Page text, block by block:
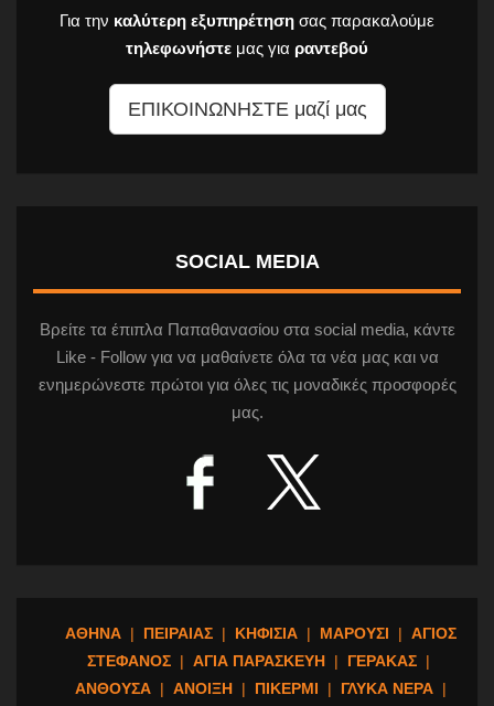
Για την καλύτερη εξυπηρέτηση σας παρακαλούμε
τηλεφωνήστε μας για ραντεβού
ΕΠΙΚΟΙΝΩΝΗΣΤΕ μαζί μας
SOCIAL MEDIA
Βρείτε τα έπιπλα Παπαθανασίου στα social media, κάντε
Like - Follow για να μαθαίνετε όλα τα νέα μας και να
ενημερώνεστε πρώτοι για όλες τις μοναδικές προσφορές
μας.
ΑΘΗΝΑ | ΠΕΙΡΑΙΑΣ | ΚΗΦΙΣΙΑ | ΜΑΡΟΥΣΙ | ΑΓΙΟΣ
ΣΤΕΦΑΝΟΣ | ΑΓΙΑ ΠΑΡΑΣΚΕΥΗ | ΓΕΡΑΚΑΣ |
ΑΝΘΟΥΣΑ | ΑΝΟΙΞΗ | ΠΙΚΕΡΜΙ | ΓΛΥΚΑ ΝΕΡΑ |